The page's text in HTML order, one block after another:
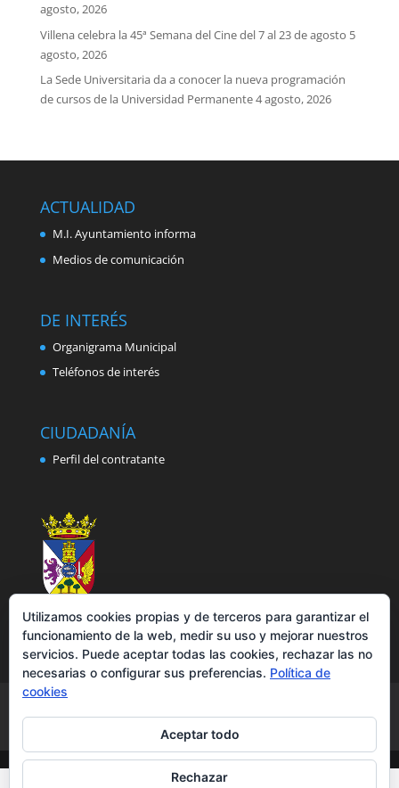
agosto, 2026
Villena celebra la 45ª Semana del Cine del 7 al 23 de agosto 5
agosto, 2026
La Sede Universitaria da a conocer la nueva programación
de cursos de la Universidad Permanente4 agosto, 2026
ACTUALIDAD
M.I. Ayuntamiento informa
Medios de comunicación
DE INTERÉS
Organigrama Municipal
Teléfonos de interés
CIUDADANÍA
Perfil del contratante
Política de cookies
Accesibilidad
Utilizamos cookies propias y de terceros para garantizar el
funcionamiento de la web, medir su uso y mejorar nuestros
servicios. Puede aceptar todas las cookies, rechazar las no
necesarias o configurar sus preferencias. Política de
cookies
Aceptar todo
Rechazar